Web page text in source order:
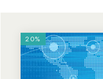
20%